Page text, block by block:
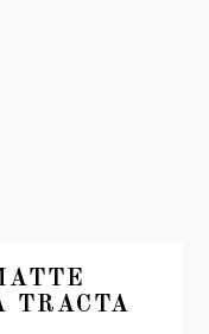
TRACTA